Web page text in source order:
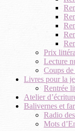
Prix
Lecture
Coups
Livres pour la
Rentrée
Atelier
Balivernes et
Radio
Mots